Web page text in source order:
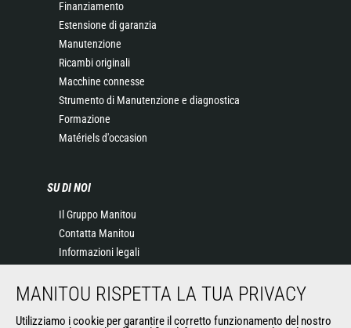
Finanziamento
Estensione di garanzia
Manutenzione
Ricambi originali
Macchine connesse
Strumento di Manutenzione e diagnostica
Formazione
Matériels d'occasion
SU DI NOI
Il Gruppo Manitou
Contatta Manitou
Informazioni legali
News
MANITOU RISPETTA LA TUA PRIVACY
Utilizziamo i cookie per garantire il corretto funzionamento del nostro